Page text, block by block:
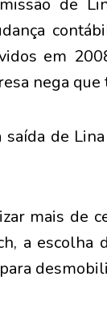
de
em
nega
de
mais de
a escolha